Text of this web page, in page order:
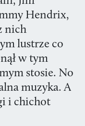
Hendrix,
nich
lustrze co
w tym
stosie. No
muzyka. A
i chichot